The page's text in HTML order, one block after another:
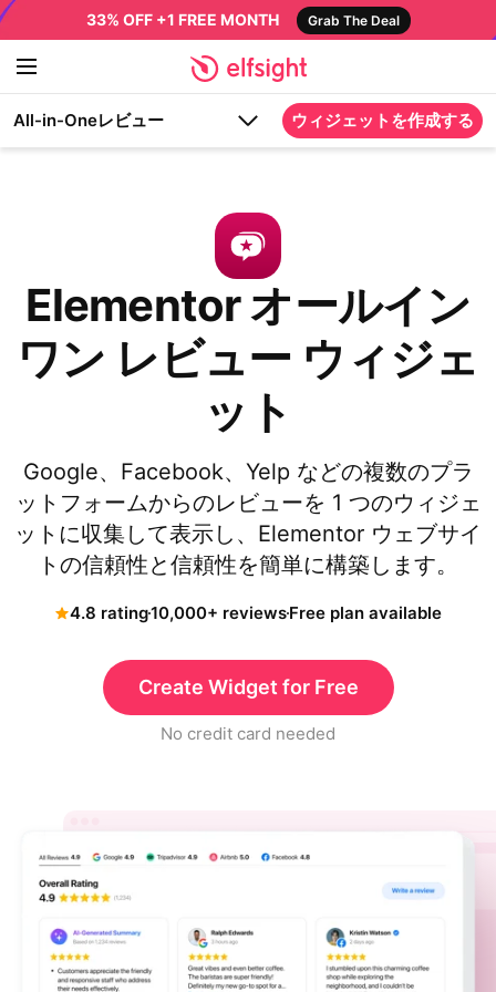
33% OFF +1 FREE MONTH Grab The Deal
All-in-Oneレビュー ウィジェットを作成する
Elementor オールイン
ワン レビュー ウィジェ
ット
Google、Facebook、Yelp などの複数のプラ
ットフォームからのレビューを 1 つのウィジェ
ットに収集して表示し、Elementor ウェブサイ
トの信頼性と信頼性を簡単に構築します。
4.8 rating10,000+ reviewsFree plan available
Create Widget for Free
No credit card needed